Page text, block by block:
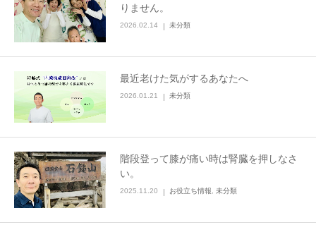
りません。
2026.02.14 未分類
最近老けた気がするあなたへ
2026.01.21 未分類
階段登って膝が痛い時は腎臓を押しなさ
い。
2025.11.20 お役立ち情報 未分類